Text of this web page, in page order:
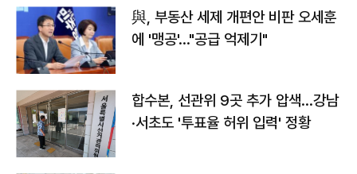
與, 부동산 세제 개편안 비판 오세훈
에 '맹공'…"공급 억제기"
합수본, 선관위 9곳 추가 압색…강남
·서초도 '투표율 허위 입력' 정황